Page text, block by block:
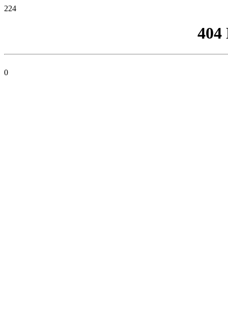
224
404
0